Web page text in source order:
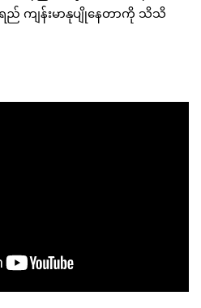
ကျန်းမာနုပျိုနေတာကို သိသိ